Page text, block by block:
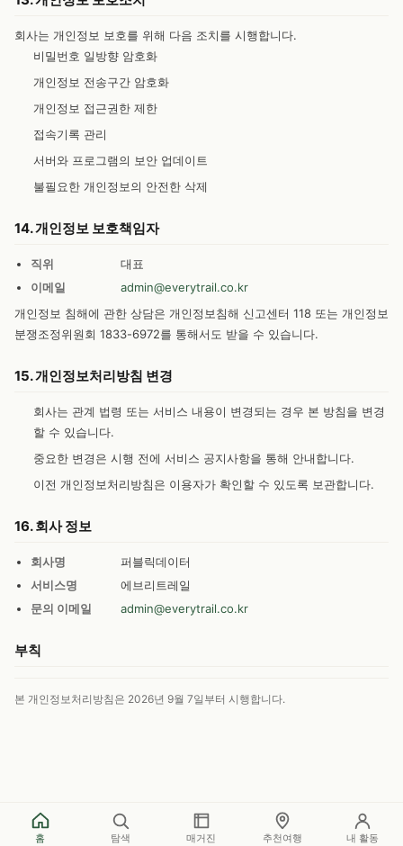
회사는 개인정보 보호를 위해 다음 조치를 시행합니다.
비밀번호 일방향 암호화
개인정보 전송구간 암호화
개인정보 접근권한 제한
접속기록 관리
서버와 프로그램의 보안 업데이트
불필요한 개인정보의 안전한 삭제
14. 개인정보 보호책임자
직위
대표
이메일
admin@everytrail.co.kr
개인정보 침해에 관한 상담은 개인정보침해 신고센터 118 또는 개인정보
분쟁조정위원회 1833-6972를 통해서도 받을 수 있습니다.
15. 개인정보처리방침 변경
회사는 관계 법령 또는 서비스 내용이 변경되는 경우 본 방침을 변경
할 수 있습니다.
중요한 변경은 시행 전에 서비스 공지사항을 통해 안내합니다.
이전 개인정보처리방침은 이용자가 확인할 수 있도록 보관합니다.
16. 회사 정보
회사명
퍼블릭데이터
서비스명
에브리트레일
문의 이메일
admin@everytrail.co.kr
부칙
본 개인정보처리방침은 2026년 9월 7일부터 시행합니다.
홈 탐색 매거진 추천여행 내 활동